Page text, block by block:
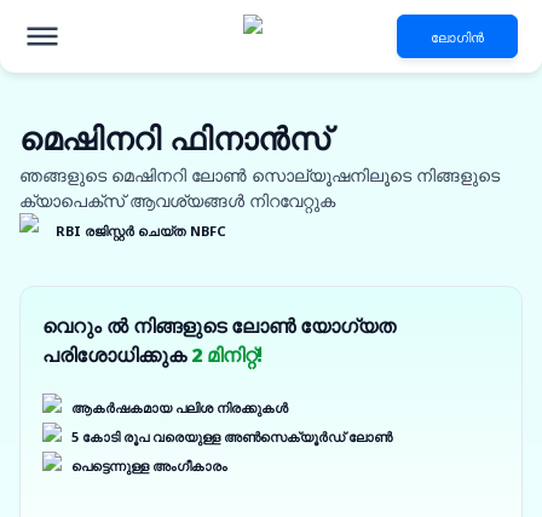
ലോഗിൻ
മെഷിനറി ഫിനാൻസ്
ഞങ്ങളുടെ മെഷിനറി ലോൺ സൊല്യൂഷനിലൂടെ നിങ്ങളുടെ
ക്യാപെക്സ് ആവശ്യങ്ങൾ നിറവേറ്റുക
RBI രജിസ്റ്റർ ചെയ്ത NBFC
വെറും ൽ നിങ്ങളുടെ ലോൺ യോഗ്യത
പരിശോധിക്കുക2 മിനിറ്റ്!
ആകർഷകമായ പലിശ നിരക്കുകൾ
5 കോടി രൂപ വരെയുള്ള അൺസെക്യൂർഡ് ലോൺ
പെട്ടെന്നുള്ള അംഗീകാരം